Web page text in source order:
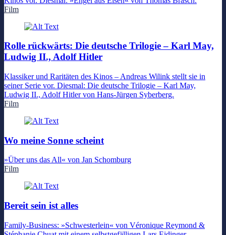
Film
Rolle rückwärts: Die deutsche Trilogie – Karl May,
Ludwig II., Adolf Hitler
Klassiker und Raritäten des Kinos – Andreas Wilink stellt sie in
seiner Serie vor. Diesmal: Die deutsche Trilogie – Karl May,
Ludwig II., Adolf Hitler von Hans-Jürgen Syberberg.
Film
Wo meine Sonne scheint
»Über uns das All« von Jan Schomburg
Film
Bereit sein ist alles
Family-Business: »Schwesterlein« von Véronique Reymond &